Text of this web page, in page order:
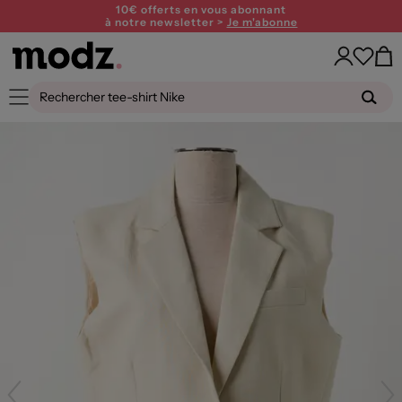
10€ offerts en vous abonnant
à notre newsletter > Je m'abonne